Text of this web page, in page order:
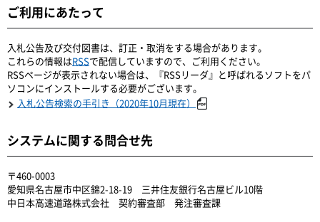
ご利用にあたって
入札公告及び交付図書は、訂正・取消をする場合があります。
これらの情報はRSSで配信していますので、ご利用ください。
RSSページが表示されない場合は、『RSSリーダ』と呼ばれるソフトをパ
ソコンにインストールする必要がございます。
入札公告検索の手引き（2020年10月現在）
システムに関する問合せ先
〒460-0003
愛知県名古屋市中区錦2-18-19 三井住友銀行名古屋ビル10階
中日本高速道路株式会社 契約審査部 発注審査課